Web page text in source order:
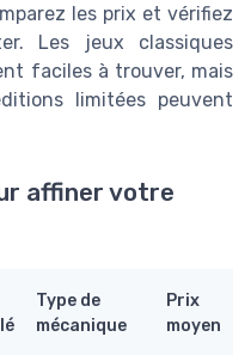
les prix et vérifiez
Les jeux classiques
faciles à trouver, mais
limitées peuvent
affiner votre
Type de
mécanique
Prix
moyen